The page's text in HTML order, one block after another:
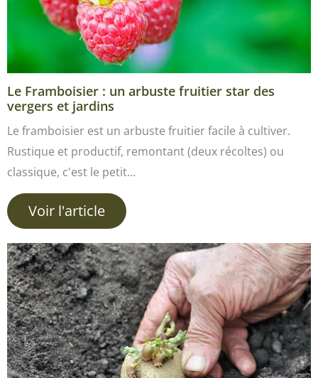
Le Framboisier : un arbuste fruitier star des
vergers et jardins
Le framboisier est un arbuste fruitier facile à cultiver.
Rustique et productif, remontant (deux récoltes) ou
classique, c'est le petit…
Voir l'article